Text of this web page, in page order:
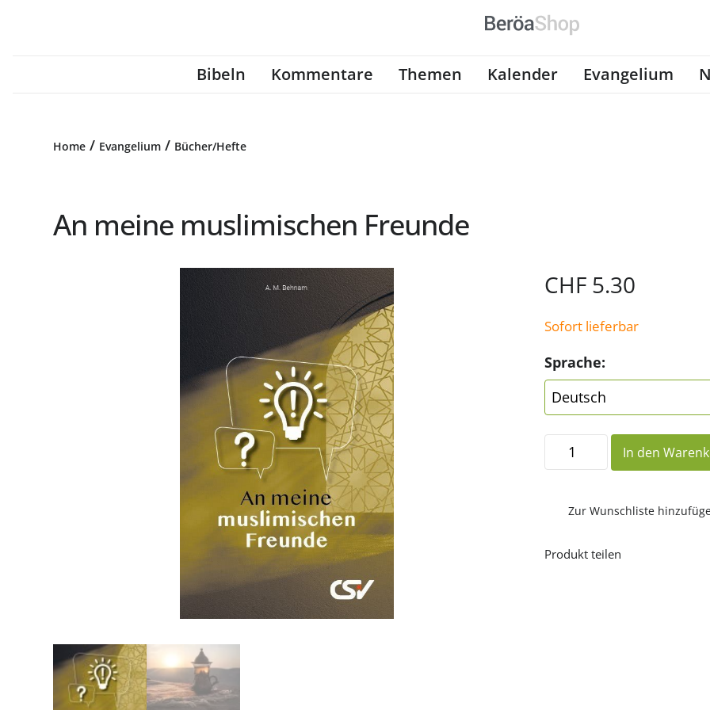
Bibeln Kommentare Themen Kalender Evangelium
Home / Evangelium / Bücher/Hefte
An meine muslimischen Freunde
CHF 5.30
Sofort lieferbar
Sprache:
An
meine
muslimischen
In den
Zur Wunschliste
Produkt teilen